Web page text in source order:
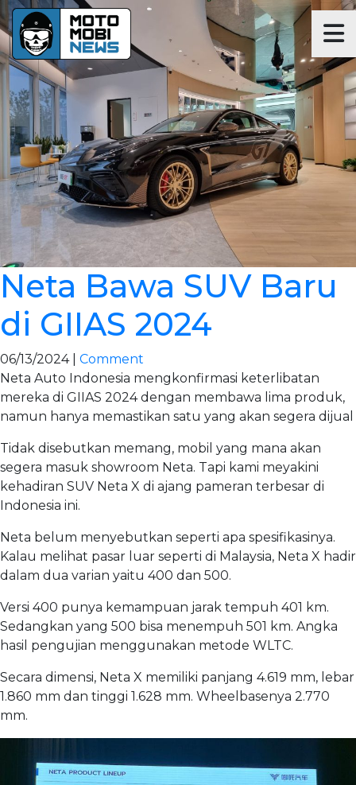
Neta Bawa SUV Baru
di GIIAS 2024
06/13/2024 | Comment
Neta Auto Indonesia mengkonfirmasi keterlibatan
mereka di GIIAS 2024 dengan membawa lima produk,
namun hanya memastikan satu yang akan segera dijual
Tidak disebutkan memang, mobil yang mana akan
segera masuk showroom Neta. Tapi kami meyakini
kehadiran SUV Neta X di ajang pameran terbesar di
Indonesia ini.
Neta belum menyebutkan seperti apa spesifikasinya.
Kalau melihat pasar luar seperti di Malaysia, Neta X hadir
dalam dua varian yaitu 400 dan 500.
Versi 400 punya kemampuan jarak tempuh 401 km.
Sedangkan yang 500 bisa menempuh 501 km. Angka
hasil pengujian menggunakan metode WLTC.
Secara dimensi, Neta X memiliki panjang 4.619 mm, lebar
1.860 mm dan tinggi 1.628 mm. Wheelbasenya 2.770
mm.